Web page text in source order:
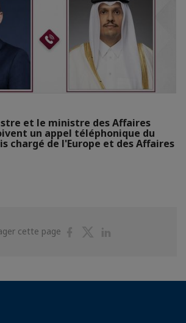
et le ministre des Affaires
un appel téléphonique du
chargé de l'Europe et des Affaires
cette page
PartagerPartager